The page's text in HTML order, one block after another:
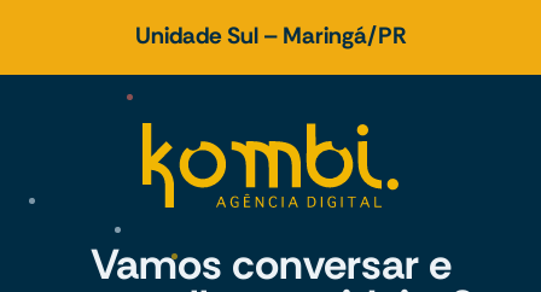
Unidade Sul – Maringá/PR
Vamos conversar e